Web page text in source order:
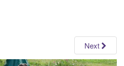
o
n
Next